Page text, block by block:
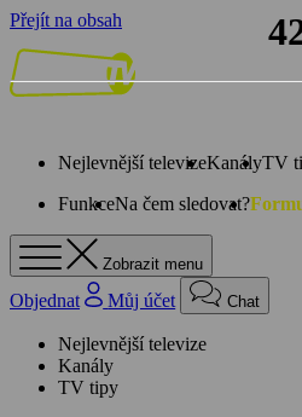
Přejít na obsah
Nejlevnější televizeKanályTV
FunkceNa čem sledovat?
Zobrazit menu
Objednat Můj účet Chat
Nejlevnější televize
Kanály
TV tipy